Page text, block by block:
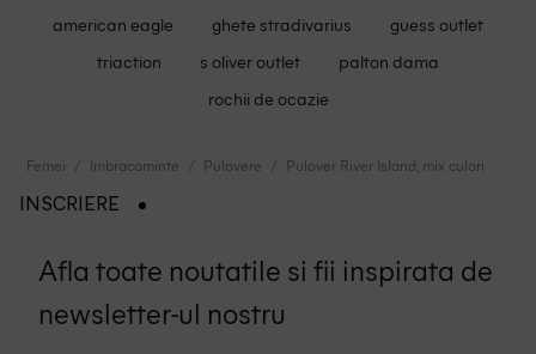
american eagle
ghete stradivarius
guess outlet
triaction
s oliver outlet
palton dama
rochii de ocazie
Femei Imbracaminte Pulovere Pulover River Island, mix culori
INSCRIERE
Afla toate noutatile si fii inspirata de
newsletter-ul nostru